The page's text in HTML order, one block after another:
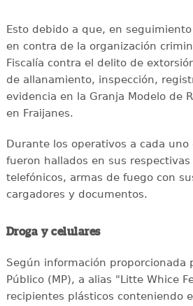
Esto debido a que, en
en contra de la organización
Fiscalía contra el delito de
de allanamiento, inspección,
evidencia en la Granja Modelo de
en Fraijanes.
Durante los operativos a cada uno
fueron hallados en sus
telefónicos, armas de fuego con
cargadores y documentos.
Droga y celulares
Según información proporcionada
Público (MP), a alias "Litte Whice
recipientes plásticos conteniendo